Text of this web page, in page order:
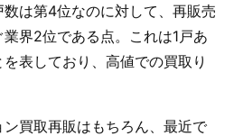
は第4位なのに対して、再販売
業界2位である点。これは1戸あ
表しており、高値での買取り
買取再販はもちろん、最近で